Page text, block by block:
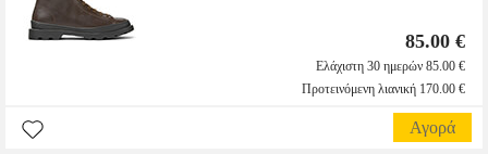
85.00 €
Ελάχιστη 30 ημερών 85.00 €
Προτεινόμενη λιανική 170.00 €
Αγορά